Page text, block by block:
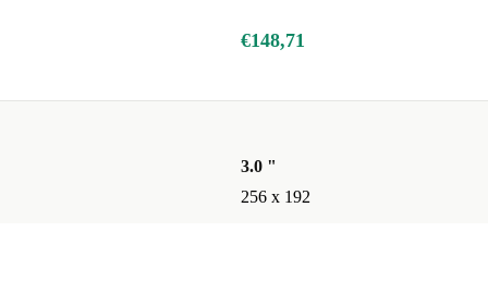
en de
€148,71
3.0 "
256 x 192